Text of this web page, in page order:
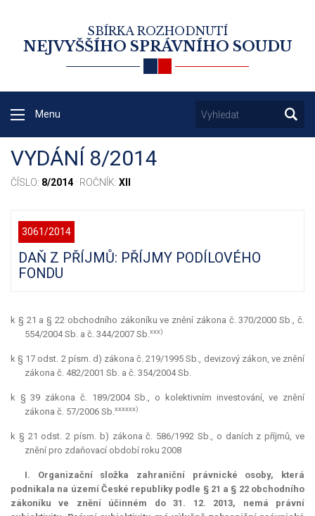
SBÍRKA ROZHODNUTÍ
NEJVYŠŠÍHO SPRÁVNÍHO SOUDU
Menu
VYDÁNÍ 8/2014
ČÍSLO: 8/2014· ROČNÍK: XII
3061/2014
DAŇ Z PŘÍJMŮ: PŘÍJMY PODÍLOVÉHO
FONDU
k § 21 a § 22 obchodního zákoníku ve znění zákona č. 370/2000 Sb., č.
554/2004 Sb. a č. 344/2007 Sb.xxx)
k § 17 odst. 2 písm. d) zákona č. 219/1995 Sb., devizový zákon, ve znění
zákona č. 482/2001 Sb. a č. 354/2004 Sb.
k § 39 zákona č. 189/2004 Sb., o kolektivním investování, ve znění
zákona č. 57/2006 Sb.xxxxxx)
k § 21 odst. 2 písm. b) zákona č. 586/1992 Sb., o daních z příjmů, ve
znění pro zdaňovací období roku 2008
I. Organizační složka zahraniční právnické osoby, která
podnikala na území České republiky podle § 21 a § 22 obchodního
zákoníku ve znění účinném do 31. 12. 2013, nemá právní